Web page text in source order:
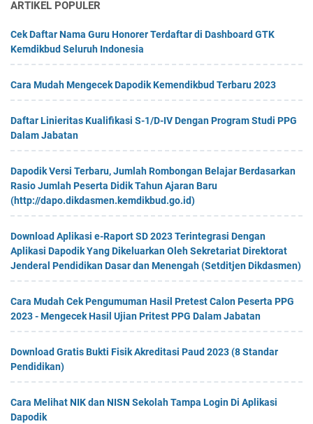
ARTIKEL POPULER
Cek Daftar Nama Guru Honorer Terdaftar di Dashboard GTK
Kemdikbud Seluruh Indonesia
Cara Mudah Mengecek Dapodik Kemendikbud Terbaru 2023
Daftar Linieritas Kualifikasi S-1/D-IV Dengan Program Studi PPG
Dalam Jabatan
Dapodik Versi Terbaru, Jumlah Rombongan Belajar Berdasarkan
Rasio Jumlah Peserta Didik Tahun Ajaran Baru
(http://dapo.dikdasmen.kemdikbud.go.id)
Download Aplikasi e-Raport SD 2023 Terintegrasi Dengan
Aplikasi Dapodik Yang Dikeluarkan Oleh Sekretariat Direktorat
Jenderal Pendidikan Dasar dan Menengah (Setditjen Dikdasmen)
Cara Mudah Cek Pengumuman Hasil Pretest Calon Peserta PPG
2023 - Mengecek Hasil Ujian Pritest PPG Dalam Jabatan
Download Gratis Bukti Fisik Akreditasi Paud 2023 (8 Standar
Pendidikan)
Cara Melihat NIK dan NISN Sekolah Tampa Login Di Aplikasi
Dapodik